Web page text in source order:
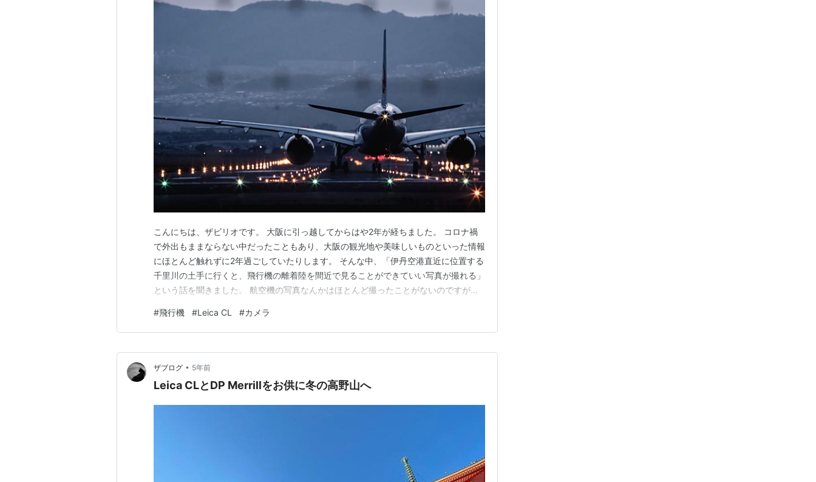
こんにちは、ザビリオです。 大阪に引っ越してからはや2年が経ちました。 コロナ禍
で外出もままならない中だったこともあり、大阪の観光地や美味しいものといった情報
にほとんど触れずに2年過ごしていたりします。 そんな中、「伊丹空港直近に位置する
千里川の土手に行くと、飛行機の離着陸を間近で見ることができていい写真が撮れる」
という話を聞きました。 航空機の写真なんかはほとんど撮ったことがないのですが、
てみようと思います。 千里川の土手について 日の入りごろに到着 到着とともに雨 装
備不足を痛感 三脚が華奢 連写・リモートが難し…
#飛行機 #Leica CL #カメラ
ザブログ • 5年前
Leica CLとDP Merrillをお供に冬の高野山へ